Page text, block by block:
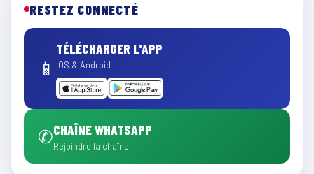
RESTEZ CONNECTÉ
📱
TÉLÉCHARGER L'APP
iOS & Android
✆CHAÎNE WHATSAPP
Rejoindre la chaîne